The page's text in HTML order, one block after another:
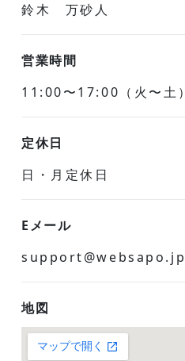
鈴木 万砂人
営業時間
11:00〜17:00（火〜土）
定休日
日・月定休日
Eメール
support@websapo.jp
地図